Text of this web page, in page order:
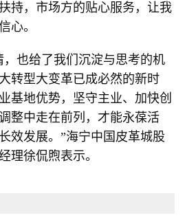
持，市场方的贴心服务，让我
心。
也给了我们沉淀与思考的机
转型大变革已成必然的新时
基地优势，坚守主业、加快创
整中走在前列，才能永葆活
效发展。”海宁中国皮革城股
理徐侃煦表示。